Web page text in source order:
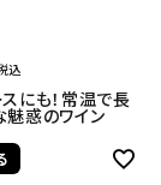
込
にも！常温で長
惑のワイン